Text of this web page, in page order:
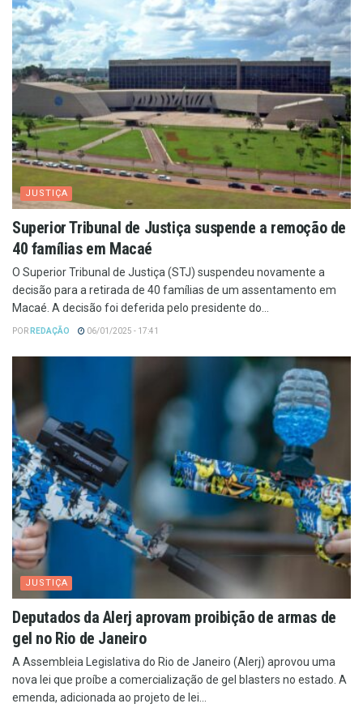
JUSTIÇA
Superior Tribunal de Justiça suspende a remoção de
40 famílias em Macaé
O Superior Tribunal de Justiça (STJ) suspendeu novamente a
decisão para a retirada de 40 famílias de um assentamento em
Macaé. A decisão foi deferida pelo presidente do...
POR REDAÇÃO 06/01/2025 - 17:41
JUSTIÇA
Deputados da Alerj aprovam proibição de armas de
gel no Rio de Janeiro
A Assembleia Legislativa do Rio de Janeiro (Alerj) aprovou uma
nova lei que proíbe a comercialização de gel blasters no estado. A
emenda, adicionada ao projeto de lei...